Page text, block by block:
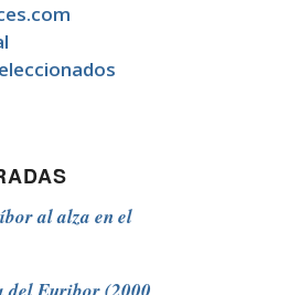
al alza en el